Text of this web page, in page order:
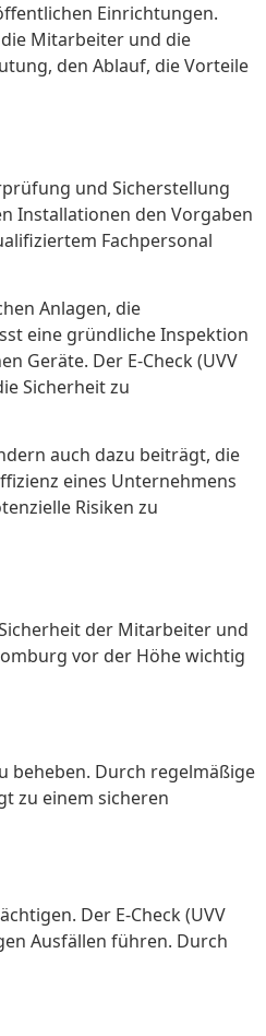
Einrichtungen.
Mitarbeiter und die
den Ablauf, die Vorteile
und Sicherstellung
Installationen den Vorgaben
Fachpersonal
Anlagen, die
eine gründliche Inspektion
Geräte. Der E-Check (UVV
Sicherheit zu
auch dazu beiträgt, die
eines Unternehmens
Risiken zu
der Mitarbeiter und
vor der Höhe wichtig
beheben. Durch regelmäßige
zu einem sicheren
Der E-Check (UVV
Ausfällen führen. Durch